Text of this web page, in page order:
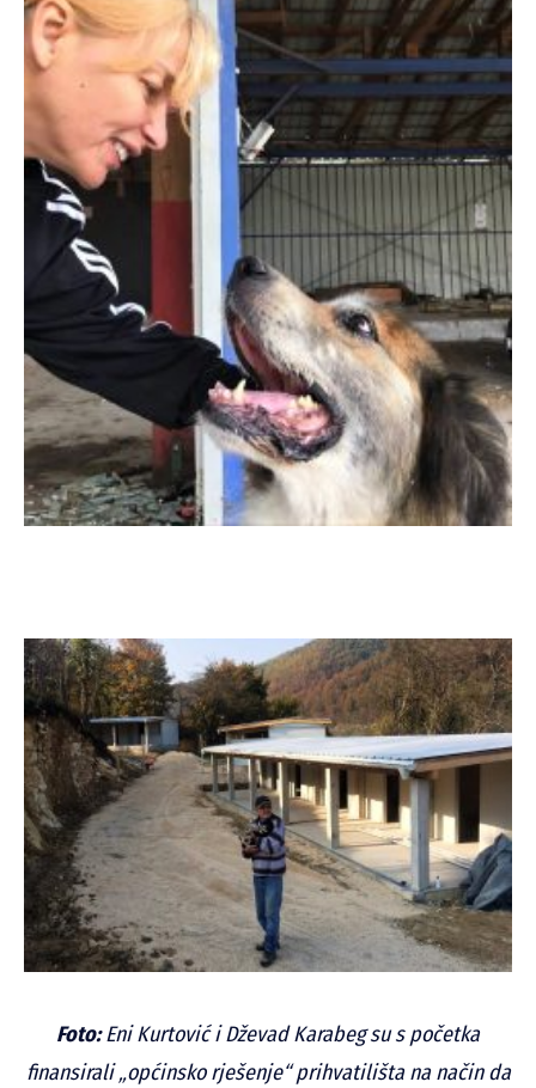
Foto: Eni Kurtović i Dževad Karabeg su s početka
finansirali „općinsko rješenje“ prihvatilišta na način da